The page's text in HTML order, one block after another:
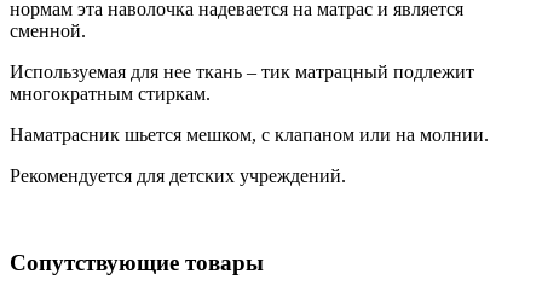
нормам эта наволочка надевается на матрас и является
сменной.
Используемая для нее ткань – тик матрацный подлежит
многократным стиркам.
Наматрасник шьется мешком, с клапаном или на молнии.
Рекомендуется для детских учреждений.
Сопутствующие товары